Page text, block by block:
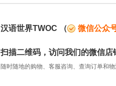
汉语世界TWOC （ 微信公众
扫描二维码，访问我们的微信店
随时随地的购物、客服咨询、查询订单和物